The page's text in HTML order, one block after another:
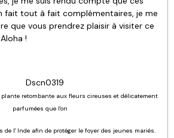
fait tout à fait complémentaires, je me
que vous prendrez plaisir à visiter ce
!
plante retombante aux fleurs cireuses et délicatement
parfumées que l'on
l' Inde afin de protéger le foyer des jeunes mariés.